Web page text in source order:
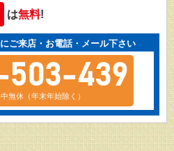
は無料!
ご来店・お電話・メール下さい
503-439
無休（年末年始除く）